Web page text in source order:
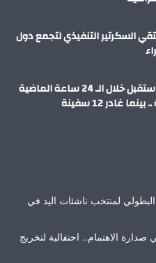
السكرتير التنفيذي لتجمع دول
ميناء_دمياط استقبل خلال الـ 24 ساعة الماضية
البطولي لمنتخب ناشئات اليد في
الاهتمام.. احتفالية لتخريج